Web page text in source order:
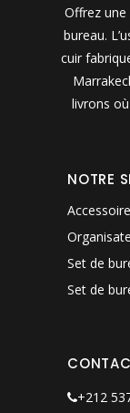
Offrez une
bureau.
cuir
livrons
NOTRE
Set de
Set de
+212